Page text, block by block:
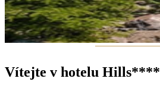
Vítejte v hotelu Hills****